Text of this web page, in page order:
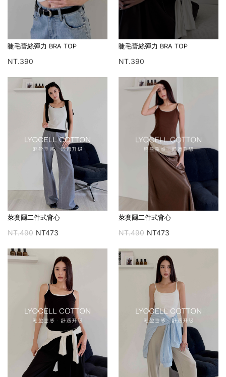
睫毛蕾絲彈力 BRA TOP
NT.390
睫毛蕾絲彈力 BRA TOP
NT.390
萊賽爾二件式背心
NT.490 NT473
萊賽爾二件式背心
NT.490 NT473